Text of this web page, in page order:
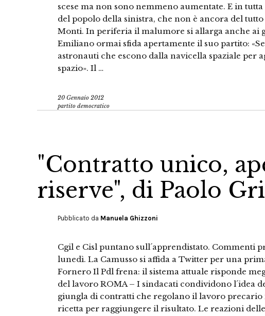
scese ma non sono nemmeno aumentate. E in
del popolo della sinistra, che non è ancora del
Monti. In periferia il malumore si allarga anche ai
Emiliano ormai sfida apertamente il suo partito:
astronauti che escono dalla navicella spaziale per
spazio». Il …
20 Gennaio 2012
partito democratico
"Contratto unico,
riserve", di Paolo
Pubblicato da Manuela Ghizzoni
Cgil e Cisl puntano sull´apprendistato. Commenti
lunedì. La Camusso si affida a Twitter per una
Fornero Il Pdl frena: il sistema attuale risponde
del lavoro ROMA – I sindacati condividono l´idea
giungla di contratti che regolano il lavoro precario
ricetta per raggiungere il risultato. Le reazioni